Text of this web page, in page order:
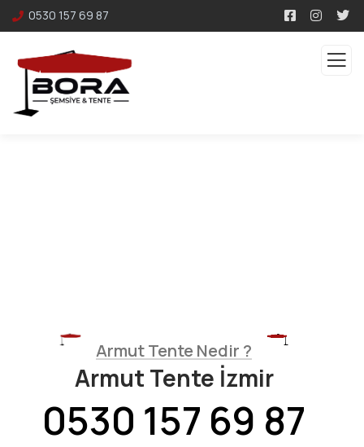
0530 157 69 87
Armut Tente Nedir ?
Armut Tente İzmir
0530 157 69 87